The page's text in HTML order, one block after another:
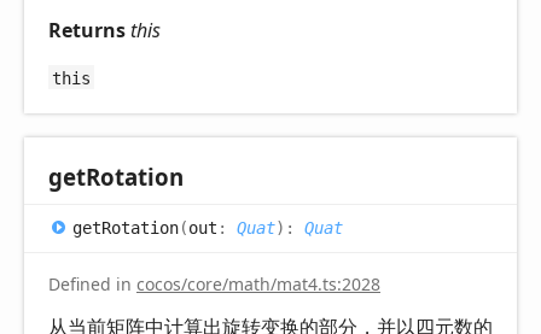
Returnsthis
this
getRotation
getRotation(out : Quat) : Quat
Defined in cocos/core/math/mat4.ts:2028
从当前矩阵中计算出旋转变换的部分，并以四元数的